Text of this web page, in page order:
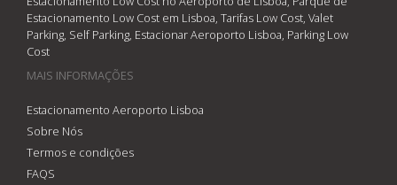
Estacionamento Low Cost em Lisboa, Tarifas Low Cost, Valet
Parking, Self Parking, Estacionar Aeroporto Lisboa, Parking Low
Cost
MAIS INFORMAÇÕES
Estacionamento Aeroporto Lisboa
Sobre Nós
Termos e condições
FAQS